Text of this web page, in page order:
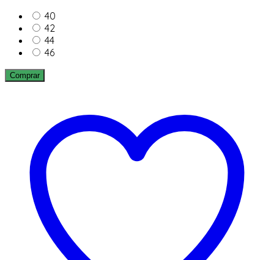
40
42
44
46
Comprar